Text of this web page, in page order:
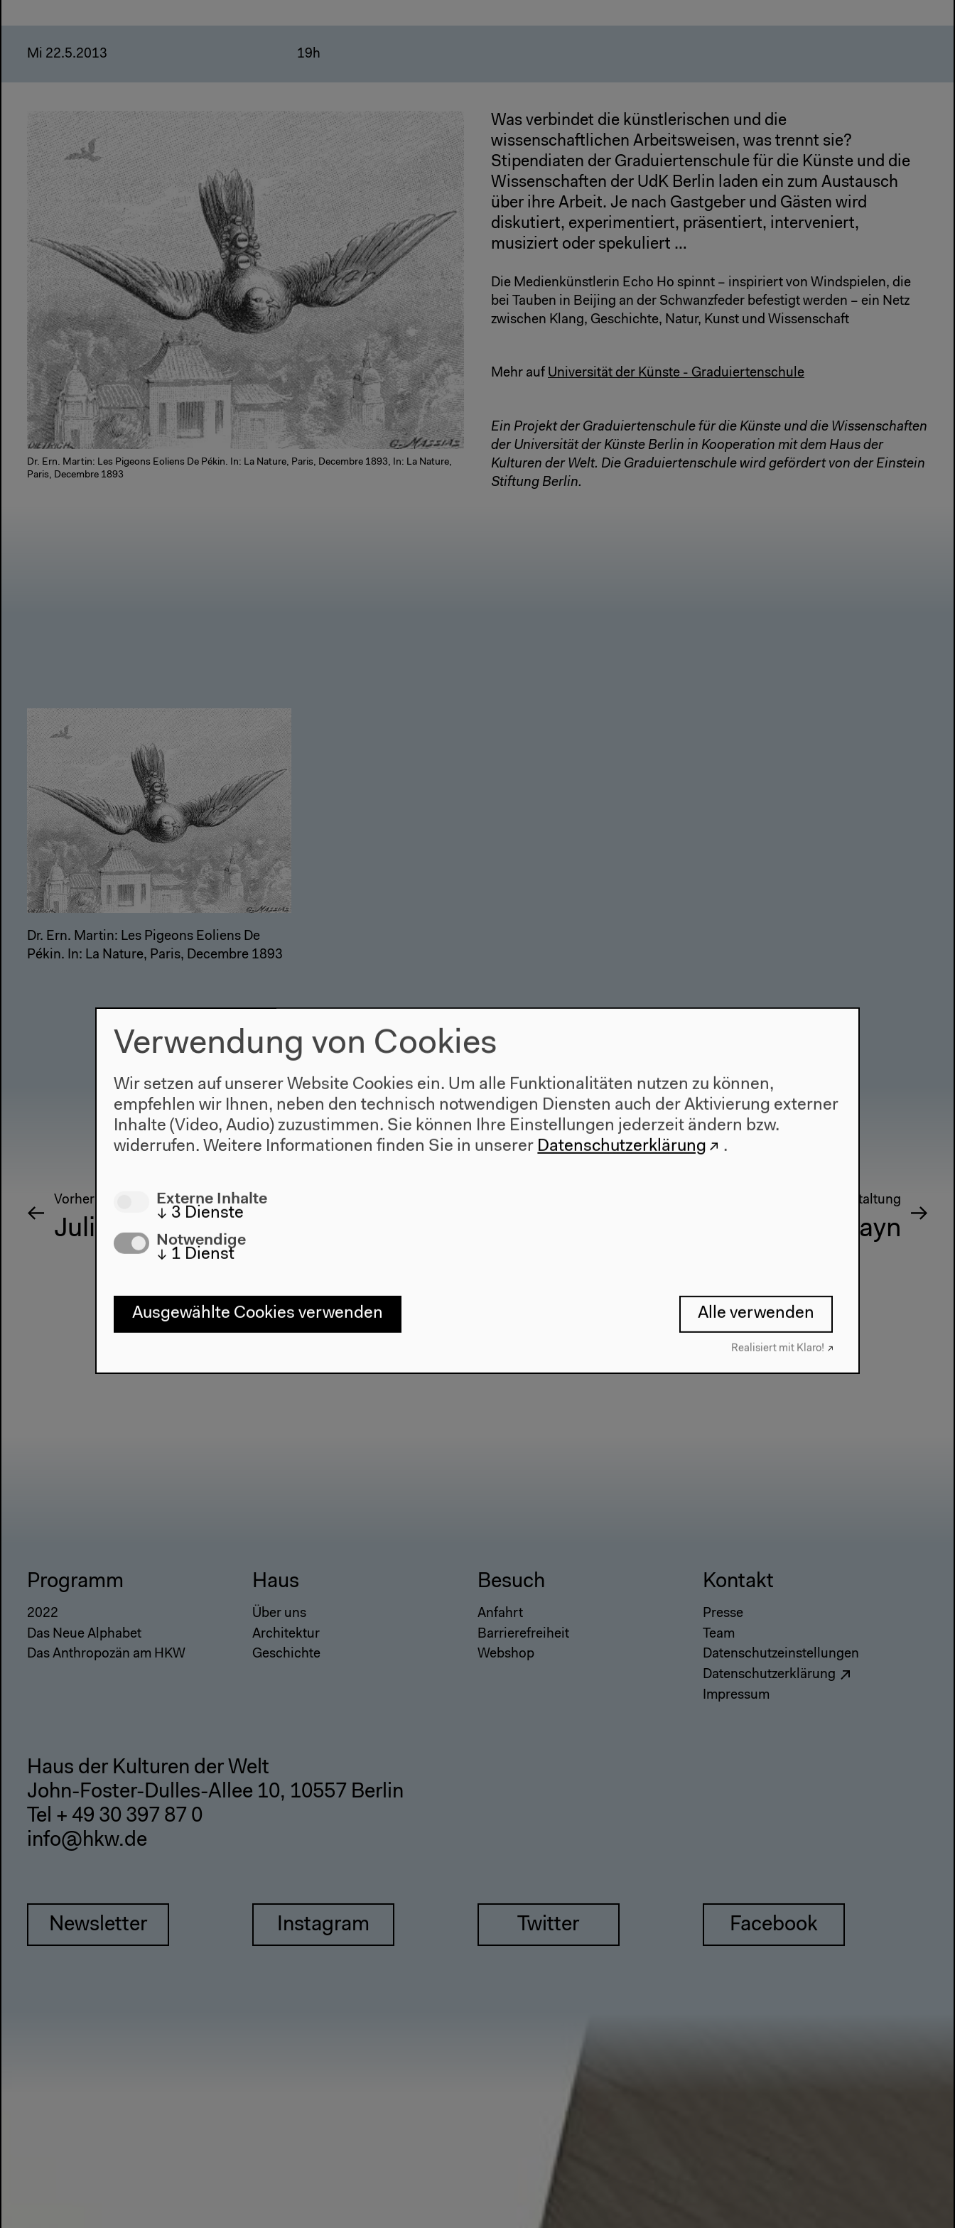
Mi 22.5.2013 19h
Dr. Ern. Martin: Les Pigeons Eoliens De Pékin. In: La Nature, Paris, Decembre 1893, In: La Nature,
Paris, Decembre 1893
Was verbindet die künstlerischen und die
wissenschaftlichen Arbeitsweisen, was trennt sie?
Stipendiaten der Graduiertenschule für die Künste und die
Wissenschaften der UdK Berlin laden ein zum Austausch
über ihre Arbeit. Je nach Gastgeber und Gästen wird
diskutiert, experimentiert, präsentiert, interveniert,
musiziert oder spekuliert …
Die Medienkünstlerin Echo Ho spinnt – inspiriert von Windspielen, die
bei Tauben in Beijing an der Schwanzfeder befestigt werden – ein Netz
zwischen Klang, Geschichte, Natur, Kunst und Wissenschaft
Mehr auf Universität der Künste - Graduiertenschule
Ein Projekt der Graduiertenschule für die Künste und die Wissenschaften
der Universität der Künste Berlin in Kooperation mit dem Haus der
Kulturen der Welt. Die Graduiertenschule wird gefördert von der Einstein
Stiftung Berlin.
Dr. Ern. Martin: Les Pigeons Eoliens De
Pékin. In: La Nature, Paris, Decembre 1893
Vorherige Veranstaltung
Juliane Laitzsch
Nächste Veranstaltung
Stefan Hayn
Programm
2022
Das Neue Alphabet
Das Anthropozän am HKW
Haus
Über uns
Architektur
Geschichte
Besuch
Anfahrt
Barrierefreiheit
Webshop
Kontakt
Presse
Team
Datenschutzeinstellungen
Datenschutzerklärung
Impressum
Haus der Kulturen der Welt
John-Foster-Dulles-Allee 10, 10557 Berlin
Tel + 49 30 397 87 0
info@hkw.de
Newsletter Instagram Twitter Facebook
Verwendung von Cookies
Wir setzen auf unserer Website Cookies ein. Um alle Funktionalitäten nutzen zu können,
empfehlen wir Ihnen, neben den technisch notwendigen Diensten auch der Aktivierung externer
Inhalte (Video, Audio) zuzustimmen. Sie können Ihre Einstellungen jederzeit ändern bzw.
widerrufen. Weitere Informationen finden Sie in unserer Datenschutzerklärung .
Externe Inhalte
↓ 3 Dienste
Notwendige
↓ 1 Dienst
Ausgewählte Cookies verwenden Alle verwenden
Realisiert mit Klaro!